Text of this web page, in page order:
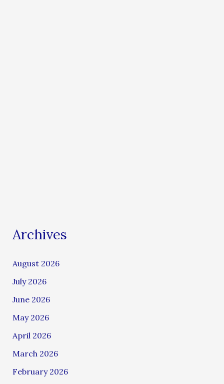
Archives
August 2026
July 2026
June 2026
May 2026
April 2026
March 2026
February 2026